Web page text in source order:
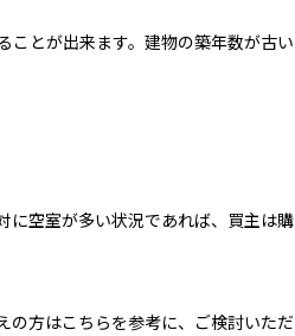
とが出来ます。建物の築年数が古い
空室が多い状況であれば、買主は購
の方はこちらを参考に、ご検討いただ